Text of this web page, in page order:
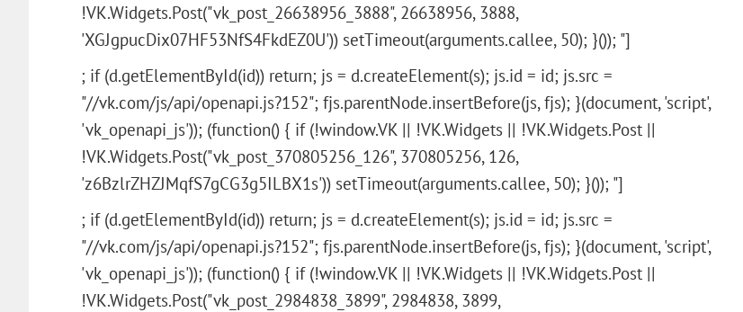
!VK.Widgets.Post("vk_post_26638956_3888", 26638956, 3888,
'XGJgpucDix07HF53NfS4FkdEZ0U')) setTimeout(arguments.callee, 50); }()); "]
; if (d.getElementById(id)) return; js = d.createElement(s); js.id = id; js.src =
"//vk.com/js/api/openapi.js?152"; fjs.parentNode.insertBefore(js, fjs); }(document, 'script',
'vk_openapi_js')); (function() { if (!window.VK || !VK.Widgets || !VK.Widgets.Post ||
!VK.Widgets.Post("vk_post_370805256_126", 370805256, 126,
'z6BzlrZHZJMqfS7gCG3g5ILBX1s')) setTimeout(arguments.callee, 50); }()); "]
; if (d.getElementById(id)) return; js = d.createElement(s); js.id = id; js.src =
"//vk.com/js/api/openapi.js?152"; fjs.parentNode.insertBefore(js, fjs); }(document, 'script',
'vk_openapi_js')); (function() { if (!window.VK || !VK.Widgets || !VK.Widgets.Post ||
!VK.Widgets.Post("vk_post_2984838_3899", 2984838, 3899,